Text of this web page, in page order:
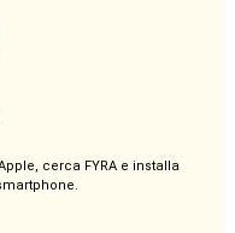
cerca FYRA e installa